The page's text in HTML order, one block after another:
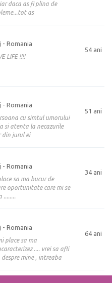
daca as fi plina de
as
54 ani
- Romania
LIFE !!!!
51 ani
- Romania
cu simtul umorului
si atenta la necazurile
din jurul ei
34 ani
- Romania
sa ma bucur de
oportunitate care mi se
........
64 ani
- Romania
place sa ma
.... vrei sa afli
despre mine , intreaba